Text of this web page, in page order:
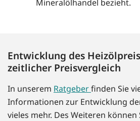
Mineralölhandel bezieht.
Entwicklung des
zeitlicher Preisvergleich
In unserem Ratgeberfinden Sie
Informationen zur Entwicklung
vieles mehr. Des Weiteren können